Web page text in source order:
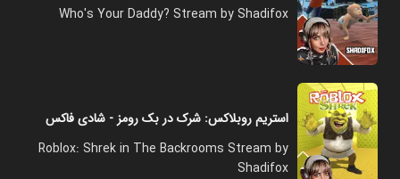
Who's Your Daddy? Stream by Shadifox
استریم روبلاکس: شرک در بک رومز - شادی فاکس
Roblox: Shrek in The Backrooms Stream by
Shadifox